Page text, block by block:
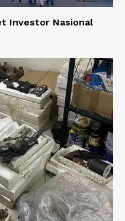
Investor Nasional